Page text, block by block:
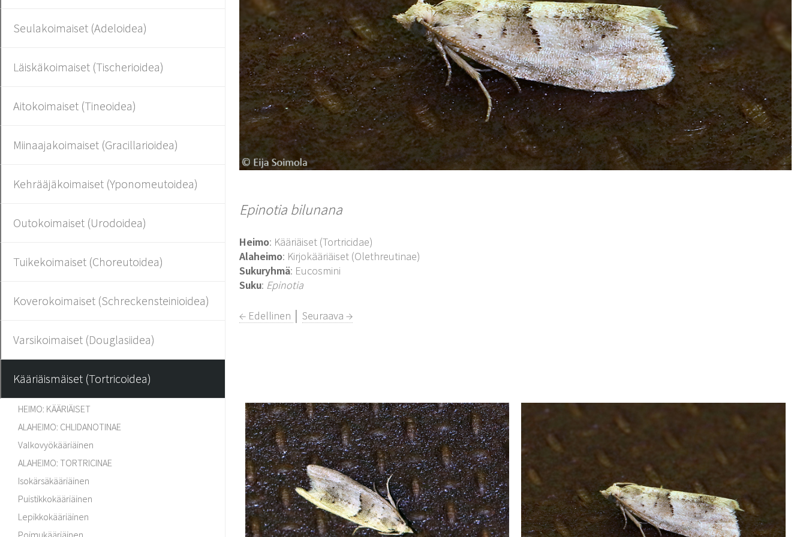
Seulakoimaiset (Adeloidea)
Läiskäkoimaiset (Tischerioidea)
Aitokoimaiset (Tineoidea)
Miinaajakoimaiset (Gracillarioidea)
Kehrääjäkoimaiset (Yponomeutoidea)
Outokoimaiset (Urodoidea)
Tuikekoimaiset (Choreutoidea)
Koverokoimaiset (Schreckensteinioidea)
Varsikoimaiset (Douglasiidea)
Kääriäismäiset (Tortricoidea)
HEIMO: KÄÄRIÄISET
ALAHEIMO: CHLIDANOTINAE
Valkovyökääriäinen
ALAHEIMO: TORTRICINAE
Isokärsäkääriäinen
Puistikkokääriäinen
Lepikkokääriäinen
Poimukääriäinen
Epinotia bilunana
Heimo: Kääriäiset (Tortricidae)
Alaheimo: Kirjokääriäiset (Olethreutinae)
Sukuryhmä: Eucosmini
Suku: Epinotia
← Edellinen │Seuraava →